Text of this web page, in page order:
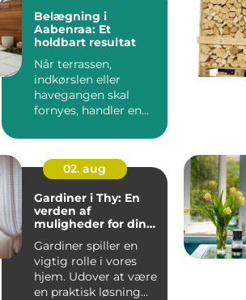
Belægning i
Aabenraa: Et
holdbart resultat
Når terrassen,
indkørslen eller
havegangen skal
fornyes, handler en
02. aug
Gardiner i Thy: En
verden af
muligheder for din
Gardiner spiller en
vigtig rolle i vores
hjem. Udover at være
en praktisk løsning